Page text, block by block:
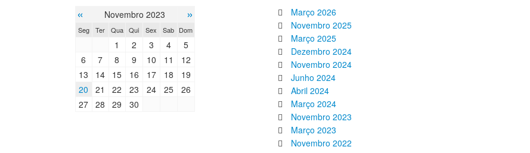
« Novembro 2023 »
Seg Ter Qua Qui Sex Sab Dom
1 2 3 4
5
6
7 8 9 10 11
12
13
14 15 16 17 18
19
20
21 22 23 24 25
26
27
28 29 30
Março 2026
Novembro 2025
Março 2025
Dezembro 2024
Novembro 2024
Junho 2024
Abril 2024
Março 2024
Novembro 2023
Março 2023
Novembro 2022